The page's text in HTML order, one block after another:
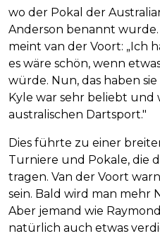
wo der Pokal der
Anderson benannt
meint van der Voort: „Ich
es wäre schön, wenn
würde. Nun, das haben
Kyle war sehr beliebt
australischen Dartsport."
Dies führte zu einer
Turniere und Pokale, die
tragen. Van der Voort
sein. Bald wird man mehr
Aber jemand wie
natürlich auch etwas